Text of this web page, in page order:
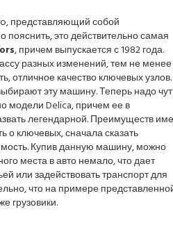
представляющий собой
это действительно самая
, причем выпускается с 1982 года.
разных изменений, тем не менее
отличное качество ключевых узлов.
эту машину. Теперь надо
модели Delica, причем ее в
легендарной. Преимуществ
о ключевых, сначала сказать
Купив данную машину, можно
места в авто немало, что дает
или задействовать транспорт для
что на примере
грузовики.